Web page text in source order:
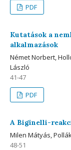
PDF
Kutatások a
alkalmazások
Német Norbert,
László
41-47
PDF
A Biginelli-
Milen Mátyás,
48-51